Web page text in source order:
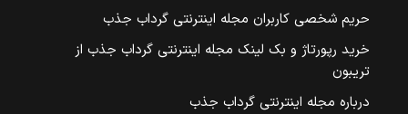
حریم شخصی کاربران مجله اینترنتی گرداب جذب
خرید رپورتاژ و بک لینک مجله اینترنتی گرداب جذب از
تریبون
درباره مجله اینترنتی گرداب جذب